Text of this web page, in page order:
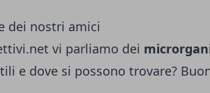
dei nostri amici
vi parliamo dei
e dove si possono trovare?